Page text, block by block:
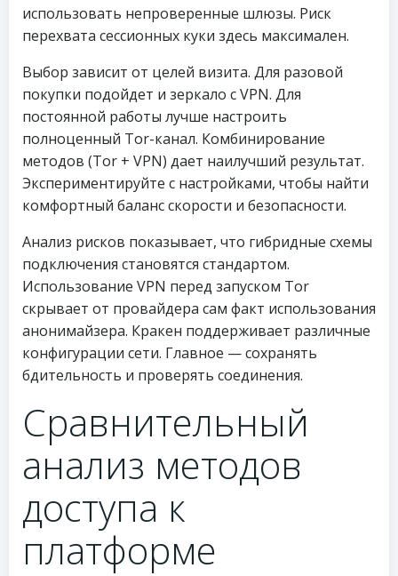
использовать непроверенные шлюзы. Риск
перехвата сессионных куки здесь максимален.
Выбор зависит от целей визита. Для разовой
покупки подойдет и зеркало с VPN. Для
постоянной работы лучше настроить
полноценный Tor-канал. Комбинирование
методов (Tor + VPN) дает наилучший результат.
Экспериментируйте с настройками, чтобы найти
комфортный баланс скорости и безопасности.
Анализ рисков показывает, что гибридные схемы
подключения становятся стандартом.
Использование VPN перед запуском Tor
скрывает от провайдера сам факт использования
анонимайзера. Кракен поддерживает различные
конфигурации сети. Главное — сохранять
бдительность и проверять соединения.
Сравнительный
анализ методов
доступа к
платформе